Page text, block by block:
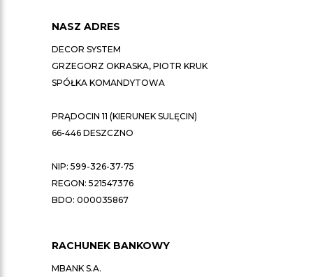
NASZ ADRES
DECOR SYSTEM
GRZEGORZ OKRASKA, PIOTR KRUK
SPÓŁKA KOMANDYTOWA
PRĄDOCIN 11 (KIERUNEK SULĘCIN)
66-446 DESZCZNO
NIP: 599-326-37-75
REGON: 521547376
BDO: 000035867
RACHUNEK BANKOWY
MBANK S.A.